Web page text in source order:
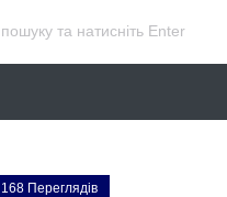
168 Переглядів